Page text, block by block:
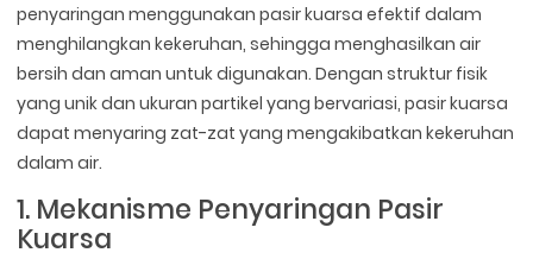
penyaringan menggunakan pasir kuarsa efektif dalam
menghilangkan kekeruhan, sehingga menghasilkan air
bersih dan aman untuk digunakan. Dengan struktur fisik
yang unik dan ukuran partikel yang bervariasi, pasir kuarsa
dapat menyaring zat-zat yang mengakibatkan kekeruhan
dalam air.
1. Mekanisme Penyaringan Pasir
Kuarsa